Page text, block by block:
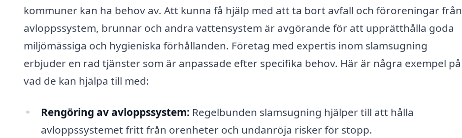
kommuner kan ha behov av. Att kunna få hjälp med att ta bort avfall och föroreningar från
avloppssystem, brunnar och andra vattensystem är avgörande för att upprätthålla goda
miljömässiga och hygieniska förhållanden. Företag med expertis inom slamsugning
erbjuder en rad tjänster som är anpassade efter specifika behov. Här är några exempel på
vad de kan hjälpa till med:
Rengöring av avloppssystem: Regelbunden slamsugning hjälper till att hålla
avloppssystemet fritt från orenheter och undanröja risker för stopp.